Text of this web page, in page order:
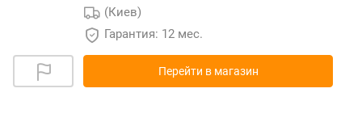
(Киев)
Гарантия: 12 мес.
Перейти в магазин